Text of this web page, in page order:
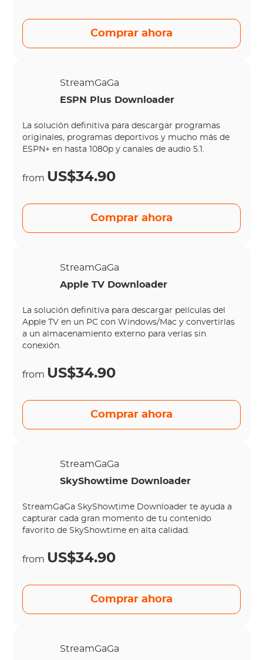
Comprar ahora
StreamGaGa
ESPN Plus Downloader
La solución definitiva para descargar programas
originales, programas deportivos y mucho más de
ESPN+ en hasta 1080p y canales de audio 5.1.
from US$34.90
Comprar ahora
StreamGaGa
Apple TV Downloader
La solución definitiva para descargar películas del
Apple TV en un PC con Windows/Mac y convertirlas
a un almacenamiento externo para verlas sin
conexión.
from US$34.90
Comprar ahora
StreamGaGa
SkyShowtime Downloader
StreamGaGa SkyShowtime Downloader te ayuda a
capturar cada gran momento de tu contenido
favorito de SkyShowtime en alta calidad.
from US$34.90
Comprar ahora
StreamGaGa